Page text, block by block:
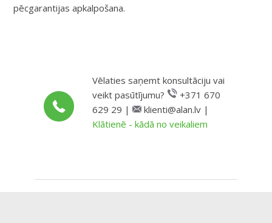
pēcgarantijas apkalpošana.
Vēlaties saņemt konsultāciju vai
veikt pasūtījumu?
+371 670
629 29 |
klienti@alan.lv |
Klātienē - kādā no veikaliem